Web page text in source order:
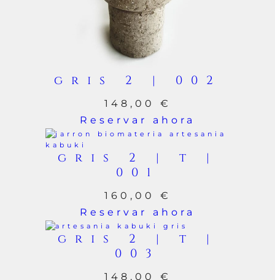
gris 2 | 002
148,00 €
Reservar ahora
gris 2 | t |
001
160,00 €
Reservar ahora
gris 2 | t |
003
148,00 €